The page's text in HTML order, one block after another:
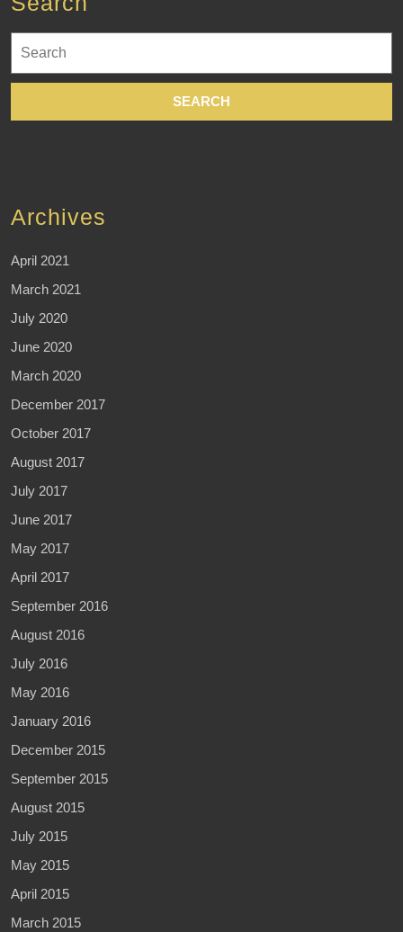
for:
Archives
April 2021
March 2021
July 2020
June 2020
March 2020
December 2017
October 2017
August 2017
July 2017
June 2017
May 2017
April 2017
September 2016
August 2016
July 2016
May 2016
January 2016
December 2015
September 2015
August 2015
July 2015
May 2015
April 2015
March 2015